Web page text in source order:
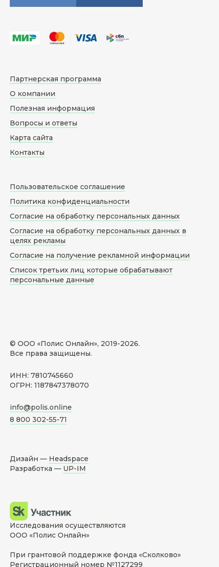
© ООО «Полис Онлайн», 2019-2026.
Все права защищены.
ИНН: 7810745660
ОГРН: 1187847378070
info@polis.online
8 800 302-55-71
Партнерская программа
О компании
Полезная информация
Вопросы и ответы
Карта сайта
Контакты
Пользовательское соглашение
Политика конфиденциальности
Согласие на обработку персональных данных
Согласие на обработку персональных данных в
целях рекламы
Согласие на получение рекламной информации
Список третьих лиц которые обрабатывают
персональные данные
Дизайн — Headspace
Разработка — UP-IM
Исследования осуществляются
ООО «Полис Онлайн»
При грантовой поддержке фонда «Сколково»
Регистрационный номер №1127299